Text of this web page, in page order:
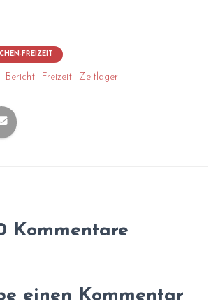
FREIZEIT
Bericht Freizeit Zeltlager
Kommentare
einen Kommentar